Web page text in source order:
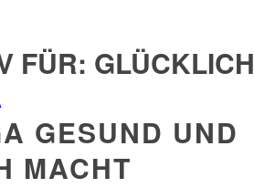
FÜR: GLÜCKLICH
GESUND UND
MACHT